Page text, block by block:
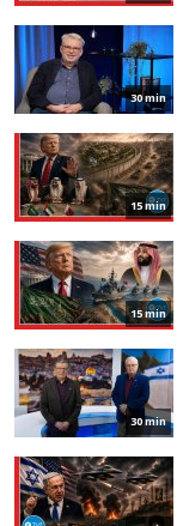
30 min
15 min
15 min
30 min